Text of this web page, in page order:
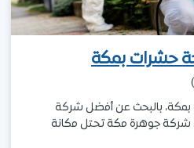
حشرات بمكة
بالبحث عن أفضل شركة
شركة جوهرة مكة تحتل مكانة